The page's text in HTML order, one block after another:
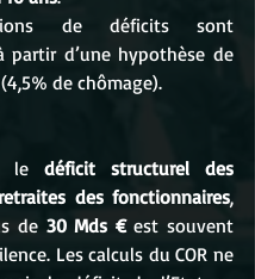
de déficits sont
partir d’une hypothèse de
de chômage).
le déficit structurel des
des fonctionnaires,
de 30 Mds € est souvent
Les calculs du COR ne